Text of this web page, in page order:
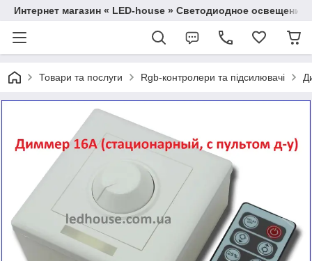
Интернет магазин « LED-house » Светодиодное освещение
Товари та послуги Rgb-контролери та підсилювачі